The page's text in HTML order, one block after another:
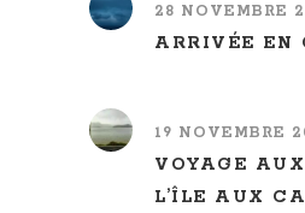
28 NOVEMBRE
ARRIVÉE EN
19 NOVEMBRE
VOYAGE
L’ÎLE AUX